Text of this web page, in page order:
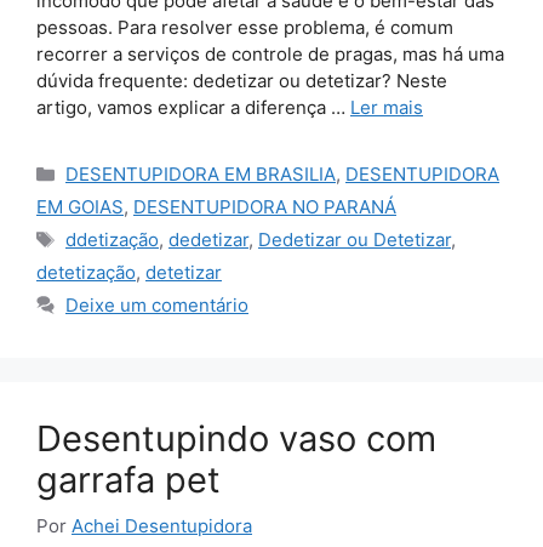
pessoas. Para resolver esse problema, é comum
recorrer a serviços de controle de pragas, mas há uma
dúvida frequente: dedetizar ou detetizar? Neste
artigo, vamos explicar a diferença … Ler mais
Categorias
DESENTUPIDORA EM BRASILIA, DESENTUPIDORA
EM GOIAS, DESENTUPIDORA NO PARANÁ
Tags
ddetização, dedetizar, Dedetizar ou Detetizar,
detetização, detetizar
Deixe um comentário
Desentupindo vaso com
garrafa pet
Por Achei Desentupidora